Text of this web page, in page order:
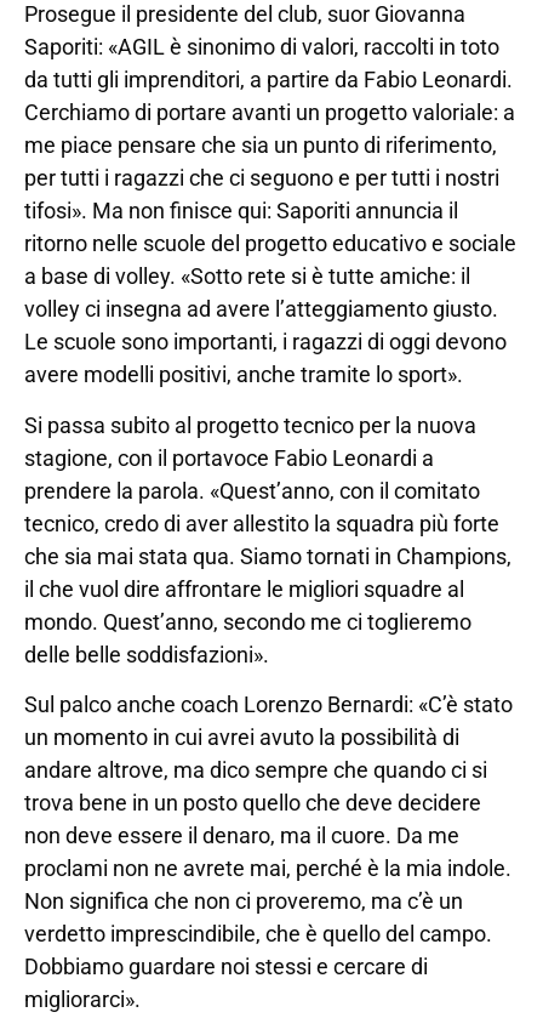
Prosegue il presidente del club, suor Giovanna
Saporiti: «AGIL è sinonimo di valori, raccolti in toto
da tutti gli imprenditori, a partire da Fabio Leonardi.
Cerchiamo di portare avanti un progetto valoriale: a
me piace pensare che sia un punto di riferimento,
per tutti i ragazzi che ci seguono e per tutti i nostri
tifosi». Ma non finisce qui: Saporiti annuncia il
ritorno nelle scuole del progetto educativo e sociale
a base di volley. «Sotto rete si è tutte amiche: il
volley ci insegna ad avere l’atteggiamento giusto.
Le scuole sono importanti, i ragazzi di oggi devono
avere modelli positivi, anche tramite lo sport».
Si passa subito al progetto tecnico per la nuova
stagione, con il portavoce Fabio Leonardi a
prendere la parola. «Quest’anno, con il comitato
tecnico, credo di aver allestito la squadra più forte
che sia mai stata qua. Siamo tornati in Champions,
il che vuol dire affrontare le migliori squadre al
mondo. Quest’anno, secondo me ci toglieremo
delle belle soddisfazioni».
Sul palco anche coach Lorenzo Bernardi: «C’è stato
un momento in cui avrei avuto la possibilità di
andare altrove, ma dico sempre che quando ci si
trova bene in un posto quello che deve decidere
non deve essere il denaro, ma il cuore. Da me
proclami non ne avrete mai, perché è la mia indole.
Non significa che non ci proveremo, ma c’è un
verdetto imprescindibile, che è quello del campo.
Dobbiamo guardare noi stessi e cercare di
migliorarci».